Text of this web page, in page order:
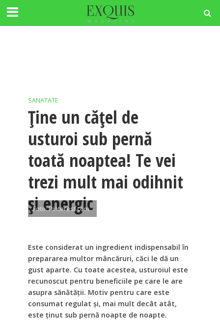
SANATATE
Ţine un căţel de
usturoi sub pernă
toată noaptea! Te vei
trezi mult mai odihnit
şi energic
Foto: Pinterest.com
Este considerat un ingredient indispensabil în
prepararea multor mâncăruri, căci le dă un
gust aparte. Cu toate acestea, usturoiul este
recunoscut pentru beneficiile pe care le are
asupra sănătăţii. Motiv pentru care este
consumat regulat şi, mai mult decât atât,
este ţinut sub pernă noapte de noapte.